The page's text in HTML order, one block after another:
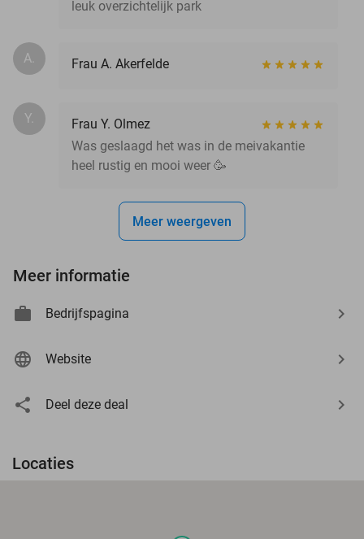
leuk overzichtelijk park
A. Frau A. Akerfelde
Y.
Frau Y. Olmez
Was geslaagd het was in de meivakantie
heel rustig en mooi weer 🥳
Meer weergeven
Meer informatie
Bedrijfspagina
Website
Deel deze deal
Locaties